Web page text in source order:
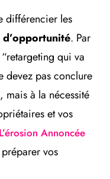
différencier les
. Par
qui va
devez pas conclure
à la nécessité
et vos
L’érosion Annoncée
vos